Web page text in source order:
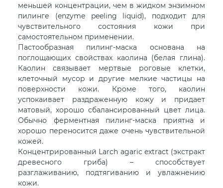
меньшей концентрации, чем в жидком энзимном
пилинге (enzyme peeling liquid), подходит для
чувствительного состояния кожи при
самостоятельном применении.
Пастообразная пилинг-маска основана на
поглощающих свойствах каолина (белая глина).
Каолин связывает мертвые роговые клетки,
клеточный мусор и другие мелкие частицы на
поверхности кожи. Кроме того, каолин
успокаивает раздраженную кожу и придает
матовый, хорошо сбалансированный цвет лица.
Обычно ферментная пилинг-маска приятна и
хорошо переносится даже очень чувствительной
кожей.
Концентрированный Larch agaric extract (экстракт
древесного гриба) – способствует
разглаживанию, подтягиванию и увлажнению
кожи.